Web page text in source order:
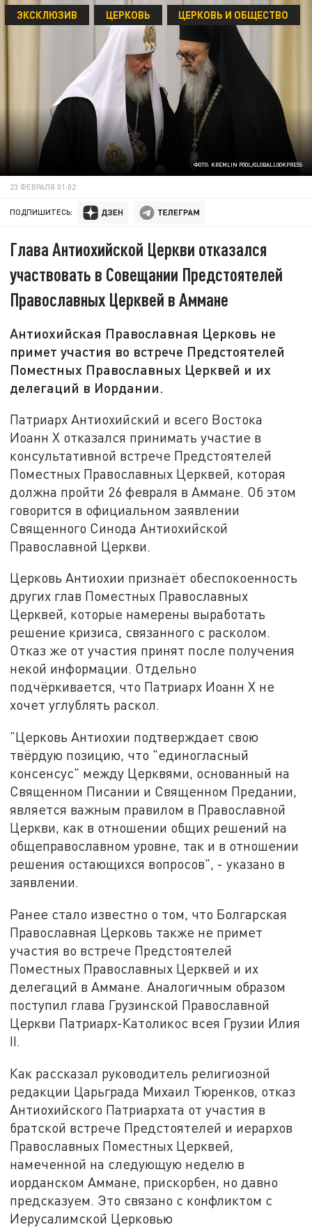
ФОТО: KREMLIN POOL/GLOBALLOOKPRESS
ЭКСКЛЮЗИВ ЦЕРКОВЬ ЦЕРКОВЬ И ОБЩЕСТВО
23 ФЕВРАЛЯ 01:02
ПОДПИШИТЕСЬ:
Глава Антиохийской Церкви отказался
участвовать в Совещании Предстоятелей
Православных Церквей в Аммане
Антиохийская Православная Церковь не
примет участия во встрече Предстоятелей
Поместных Православных Церквей и их
делегаций в Иордании.
Патриарх Антиохийский и всего Востока
Иоанн X отказался принимать участие в
консультативной встрече Предстоятелей
Поместных Православных Церквей, которая
должна пройти 26 февраля в Аммане. Об этом
говорится в официальном заявлении
Священного Синода Антиохийской
Православной Церкви.
Церковь Антиохии признаёт обеспокоенность
других глав Поместных Православных
Церквей, которые намерены выработать
решение кризиса, связанного с расколом.
Отказ же от участия принят после получения
некой информации. Отдельно
подчёркивается, что Патриарх Иоанн X не
хочет углублять раскол.
"Церковь Антиохии подтверждает свою
твёрдую позицию, что "единогласный
консенсус" между Церквями, основанный на
Священном Писании и Священном Предании,
является важным правилом в Православной
Церкви, как в отношении общих решений на
общеправославном уровне, так и в отношении
решения остающихся вопросов", - указано в
заявлении.
Ранее стало известно о том, что Болгарская
Православная Церковь также не примет
участия во встрече Предстоятелей
Поместных Православных Церквей и их
делегаций в Аммане. Аналогичным образом
поступил глава Грузинской Православной
Церкви Патриарх-Католикос всея Грузии Илия
II.
Как рассказал руководитель религиозной
редакции Царьграда Михаил Тюренков, отказ
Антиохийского Патриархата от участия в
братской встрече Предстоятелей и иерархов
Православных Поместных Церквей,
намеченной на следующую неделю в
иорданском Аммане, прискорбен, но давно
предсказуем. Это связано с конфликтом с
Иерусалимской Церковью